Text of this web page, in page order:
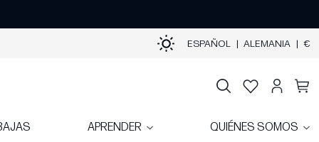
ESPAÑOL | ALEMANIA | €
APRENDER QUIÉNES SOMOS